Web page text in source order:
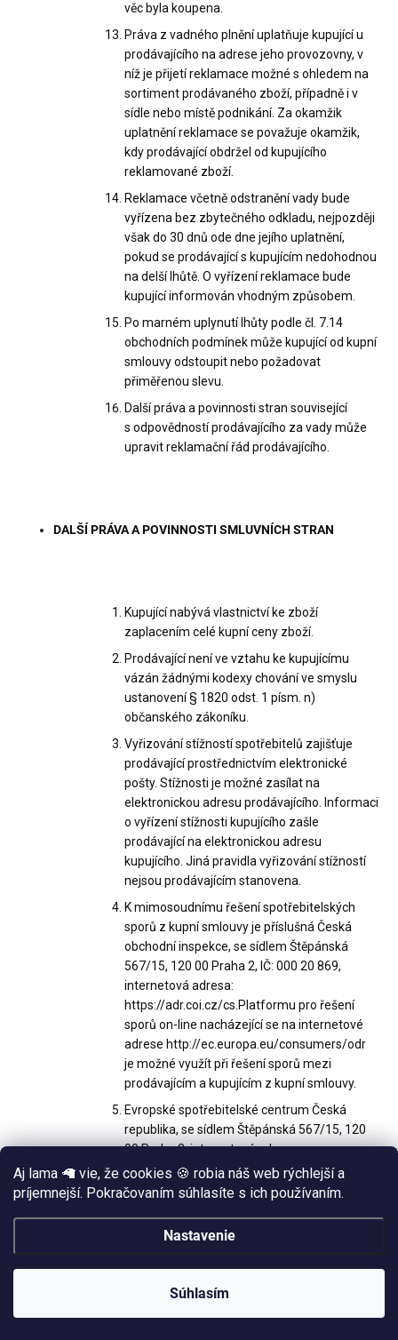
Aj lama 🦙 vie, že cookies 🍪 robia náš web rýchlejší a
príjemnejší. Pokračovaním súhlasíte s ich používaním.
Nastavenie
Súhlasím
věc byla koupena.
Práva z vadného plnění uplatňuje kupující u
prodávajícího na adrese jeho provozovny, v
níž je přijetí reklamace možné s ohledem na
sortiment prodávaného zboží, případně i v
sídle nebo místě podnikání. Za okamžik
uplatnění reklamace se považuje okamžik,
kdy prodávající obdržel od kupujícího
reklamované zboží.
Reklamace včetně odstranění vady bude
vyřízena bez zbytečného odkladu, nejpozději
však do 30 dnů ode dne jejího uplatnění,
pokud se prodávající s kupujícím nedohodnou
na delší lhůtě. O vyřízení reklamace bude
kupující informován vhodným způsobem.
Po marném uplynutí lhůty podle čl. 7.14
obchodních podmínek může kupující od kupní
smlouvy odstoupit nebo požadovat
přiměřenou slevu.
Další práva a povinnosti stran související
s odpovědností prodávajícího za vady může
upravit reklamační řád prodávajícího.
DALŠÍ PRÁVA A POVINNOSTI SMLUVNÍCH STRAN
Kupující nabývá vlastnictví ke zboží
zaplacením celé kupní ceny zboží.
Prodávající není ve vztahu ke kupujícímu
vázán žádnými kodexy chování ve smyslu
ustanovení § 1820 odst. 1 písm. n)
občanského zákoníku.
Vyřizování stížností spotřebitelů zajišťuje
prodávající prostřednictvím elektronické
pošty. Stížnosti je možné zasílat na
elektronickou adresu prodávajícího. Informaci
o vyřízení stížnosti kupujícího zašle
prodávající na elektronickou adresu
kupujícího. Jiná pravidla vyřizování stížností
nejsou prodávajícím stanovena.
K mimosoudnímu řešení spotřebitelských
sporů z kupní smlouvy je příslušná Česká
obchodní inspekce, se sídlem Štěpánská
567/15, 120 00 Praha 2, IČ: 000 20 869,
internetová adresa:
https://adr.coi.cz/cs.Platformu pro řešení
sporů on-line nacházející se na internetové
adrese http://ec.europa.eu/consumers/odr
je možné využít při řešení sporů mezi
prodávajícím a kupujícím z kupní smlouvy.
Evropské spotřebitelské centrum Česká
republika, se sídlem Štěpánská 567/15, 120
00 Praha 2, internetová adresa:
http://www.evropskyspotrebitel.cz
je kontaktním místem podle Nařízení
č. 524/2013 ze dne 21. května 2013 o řešení
nařízení (ES) č. 2006/2004 a směrnice
2009/22/ES (nařízení o řešení